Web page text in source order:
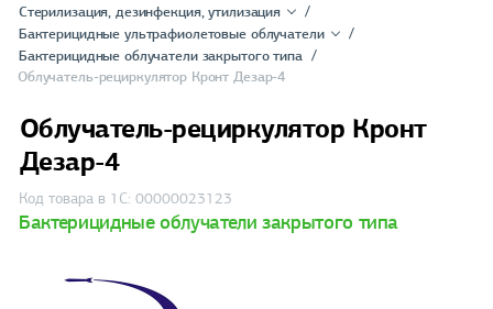
Стерилизация, дезинфекция, утилизация
Бактерицидные ультрафиолетовые облучатели
Бактерицидные облучатели закрытого типа
Облучатель-рециркулятор Кронт Дезар-4
Облучатель-рециркулятор Кронт
Дезар-4
Код товара в 1С: 00000023123
Бактерицидные облучатели закрытого типа